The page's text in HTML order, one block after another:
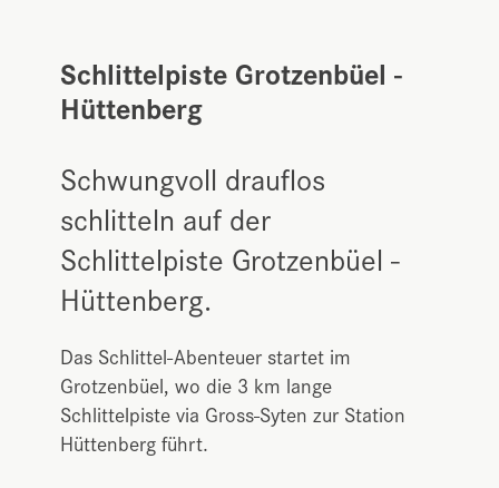
Schlittelpiste Grotzenbüel -
Hüttenberg
Schwungvoll drauflos
schlitteln auf der
Schlittelpiste Grotzenbüel -
Hüttenberg.
Das Schlittel-Abenteuer startet im
Grotzenbüel, wo die 3 km lange
Schlittelpiste via Gross-Syten zur Station
Hüttenberg führt.